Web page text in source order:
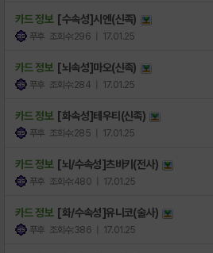
카드 정보 [수속성]시엔(신족)
푸후 조회수:296 | 17.01.25
카드 정보 [뇌속성]마오(신족)
푸후 조회수:284 | 17.01.25
카드 정보 [화속성]테우티(신족)
푸후 조회수:285 | 17.01.25
카드 정보 [뇌/수속성]츠바키(전사)
푸후 조회수:480 | 17.01.25
카드 정보 [화/수속성]유니코(술사)
푸후 조회수:386 | 17.01.25